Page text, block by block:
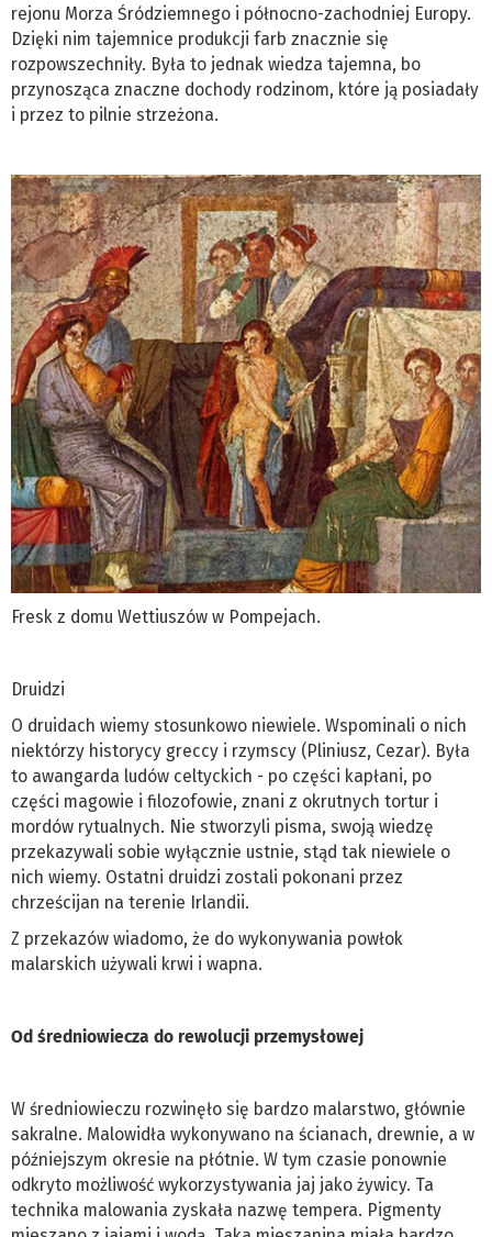
rejonu Morza Śródziemnego i północno-zachodniej Europy.
Dzięki nim tajemnice produkcji farb znacznie się
rozpowszechniły. Była to jednak wiedza tajemna, bo
przynosząca znaczne dochody rodzinom, które ją posiadały
i przez to pilnie strzeżona.
Fresk z domu Wettiuszów w Pompejach.
Druidzi
O druidach wiemy stosunkowo niewiele. Wspominali o nich
niektórzy historycy greccy i rzymscy (Pliniusz, Cezar). Była
to awangarda ludów celtyckich - po części kapłani, po
części magowie i filozofowie, znani z okrutnych tortur i
mordów rytualnych. Nie stworzyli pisma, swoją wiedzę
przekazywali sobie wyłącznie ustnie, stąd tak niewiele o
nich wiemy. Ostatni druidzi zostali pokonani przez
chrześcijan na terenie Irlandii.
Z przekazów wiadomo, że do wykonywania powłok
malarskich używali krwi i wapna.
Od średniowiecza do rewolucji przemysłowej
W średniowieczu rozwinęło się bardzo malarstwo, głównie
sakralne. Malowidła wykonywano na ścianach, drewnie, a w
późniejszym okresie na płótnie. W tym czasie ponownie
odkryto możliwość wykorzystywania jaj jako żywicy. Ta
technika malowania zyskała nazwę tempera. Pigmenty